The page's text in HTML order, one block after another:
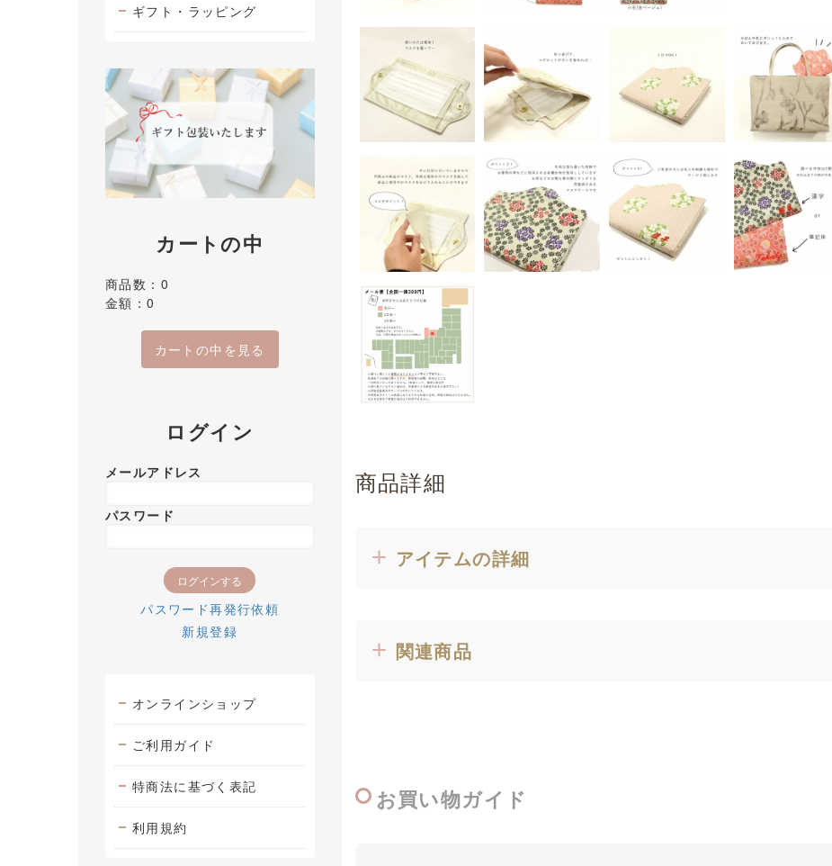
ギフト・ラッピング
カートの中
商品数：0
金額：0
カートの中を見る
ログイン
メールアドレス
パスワード
パスワード再発行依頼
新規登録
オンラインショップ
ご利用ガイド
特商法に基づく表記
利用規約
商品詳細
アイテムの詳細
関連商品
お買い物ガイド